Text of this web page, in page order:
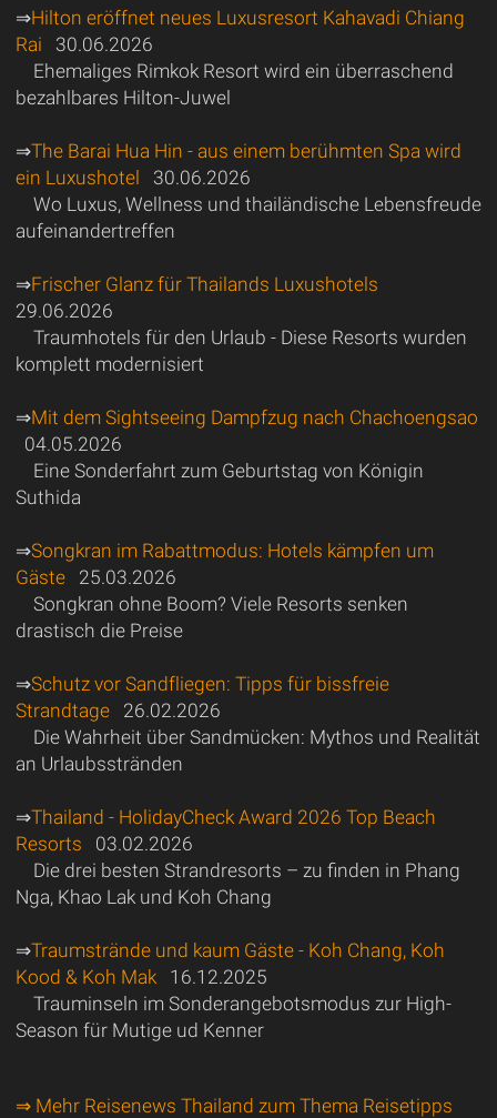
⇒Hilton eröffnet neues Luxusresort Kahavadi Chiang
Rai 30.06.2026
Ehemaliges Rimkok Resort wird ein überraschend
bezahlbares Hilton-Juwel
⇒The Barai Hua Hin - aus einem berühmten Spa wird
ein Luxushotel 30.06.2026
Wo Luxus, Wellness und thailändische Lebensfreude
aufeinandertreffen
⇒Frischer Glanz für Thailands Luxushotels
29.06.2026
Traumhotels für den Urlaub - Diese Resorts wurden
komplett modernisiert
⇒Mit dem Sightseeing Dampfzug nach Chachoengsao
04.05.2026
Eine Sonderfahrt zum Geburtstag von Königin
Suthida
⇒Songkran im Rabattmodus: Hotels kämpfen um
Gäste25.03.2026
Songkran ohne Boom? Viele Resorts senken
drastisch die Preise
⇒Schutz vor Sandfliegen: Tipps für bissfreie
Strandtage26.02.2026
Die Wahrheit über Sandmücken: Mythos und Realität
an Urlaubsstränden
⇒Thailand - HolidayCheck Award 2026 Top Beach
Resorts 03.02.2026
Die drei besten Strandresorts – zu finden in Phang
Nga, Khao Lak und Koh Chang
⇒Traumstrände und kaum Gäste - Koh Chang, Koh
Kood & Koh Mak16.12.2025
Trauminseln im Sonderangebotsmodus zur High-
Season für Mutige ud Kenner
⇒ Mehr Reisenews Thailand zum Thema Reisetipps